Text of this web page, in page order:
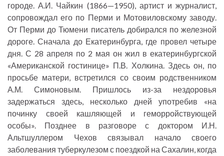
городе. А.И. Чайкин (1866—1950), артист и журналист,
сопровождал его по Перми и Мотовиловскому заводу.
От Перми до Тюмени писатель добирался по железной
дороге. Сначала до Екатеринбурга, где провел четыре
дня. С 28 апреля по 2 мая он жил в екатеринбургской
«Американской гостинице» П.В. Холкина. Здесь он, по
просьбе матери, встретился со своим родственником
А.М. Симоновым. Пришлось из-за нездоровья
задержаться здесь, несколько дней употребив «на
починку своей кашляющей и геморройствующей
особы». Позднее в разговоре с доктором И.Н.
Альтшуллером Чехов связывал начало своего
заболевания туберкулезом с поездкой на Сахалин, когда